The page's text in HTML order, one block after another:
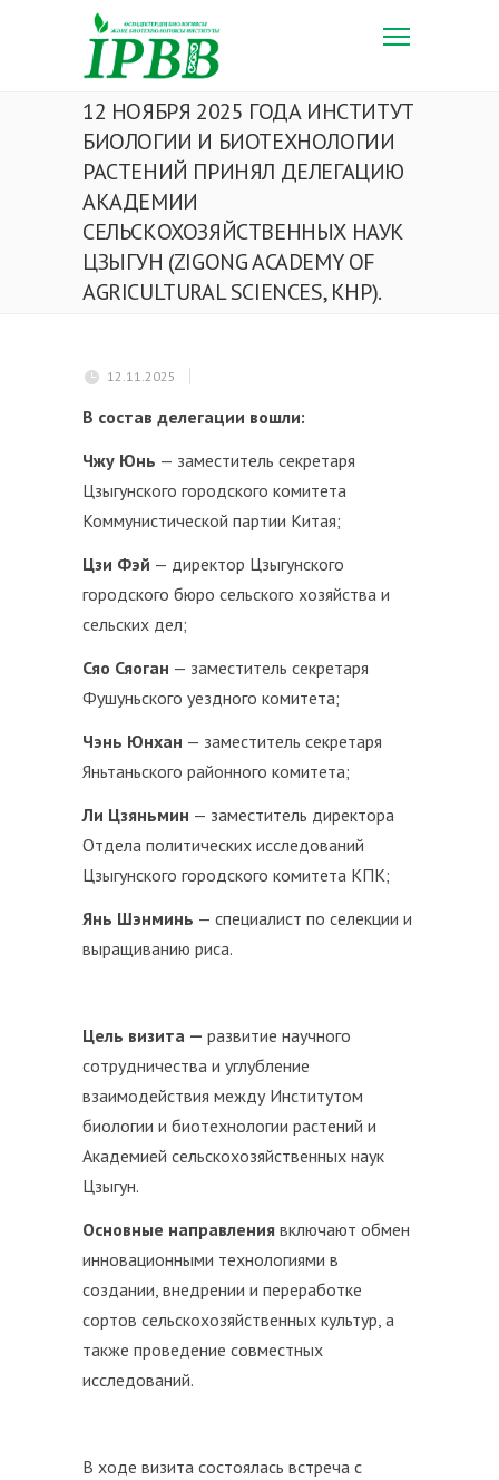
12 НОЯБРЯ 2025 ГОДА ИНСТИТУТ
БИОЛОГИИ И БИОТЕХНОЛОГИИ
РАСТЕНИЙ ПРИНЯЛ ДЕЛЕГАЦИЮ
АКАДЕМИИ
СЕЛЬСКОХОЗЯЙСТВЕННЫХ НАУК
ЦЗЫГУН (ZIGONG ACADEMY OF
AGRICULTURAL SCIENCES, КНР).
12.11.2025
В состав делегации вошли:
Чжу Юнь — заместитель секретаря
Цзыгунского городского комитета
Коммунистической партии Китая;
Цзи Фэй — директор Цзыгунского
городского бюро сельского хозяйства и
сельских дел;
Сяо Сяоган — заместитель секретаря
Фушуньского уездного комитета;
Чэнь Юнхан — заместитель секретаря
Яньтаньского районного комитета;
Ли Цзяньмин — заместитель директора
Отдела политических исследований
Цзыгунского городского комитета КПК;
Янь Шэнминь — специалист по селекции и
выращиванию риса.
Цель визита — развитие научного
сотрудничества и углубление
взаимодействия между Институтом
биологии и биотехнологии растений и
Академией сельскохозяйственных наук
Цзыгун.
Основные направления включают обмен
инновационными технологиями в
создании, внедрении и переработке
сортов сельскохозяйственных культур, а
также проведение совместных
исследований.
В ходе визита состоялась встреча с